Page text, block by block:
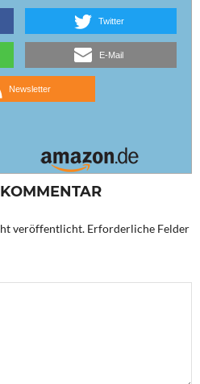
Twitter
E-Mail
Newsletter
veröffentlicht. Erforderliche Felder